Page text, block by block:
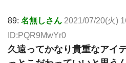
89: 名無しさん 2021/07/20(火)
ID:PQR9MwYr0
久遠ってかなり貴重なアイ